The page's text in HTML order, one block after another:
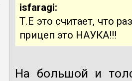
isfaragi:
Т.Е это считает, что
прицеп это НАУКА!!!
На большой и